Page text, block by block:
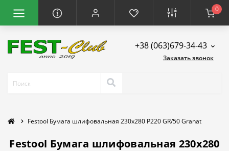
0
+38 (063)679-34-43
Заказать звонок
Festool Бумага шлифовальная 230x280 P220 GR/50 Granat
Festool Бумага шлифовальная 230x280